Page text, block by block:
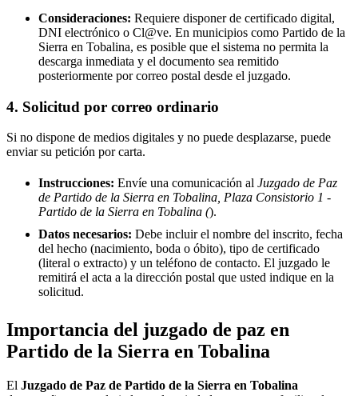
Consideraciones: Requiere disponer de certificado digital,
DNI electrónico o Cl@ve. En municipios como Partido de la
Sierra en Tobalina, es posible que el sistema no permita la
descarga inmediata y el documento sea remitido
posteriormente por correo postal desde el juzgado.
4. Solicitud por correo ordinario
Si no dispone de medios digitales y no puede desplazarse, puede
enviar su petición por carta.
Instrucciones: Envíe una comunicación al Juzgado de Paz
de Partido de la Sierra en Tobalina, Plaza Consistorio 1 -
Partido de la Sierra en Tobalina ().
Datos necesarios: Debe incluir el nombre del inscrito, fecha
del hecho (nacimiento, boda o óbito), tipo de certificado
(literal o extracto) y un teléfono de contacto. El juzgado le
remitirá el acta a la dirección postal que usted indique en la
solicitud.
Importancia del juzgado de paz en
Partido de la Sierra en Tobalina
El Juzgado de Paz de Partido de la Sierra en Tobalina